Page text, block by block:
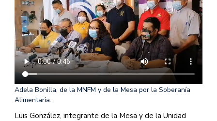
Adela Bonilla, de la MNFM y de la Mesa por la Soberanía
Alimentaria.
Luis González, integrante de la Mesa y de la Unidad